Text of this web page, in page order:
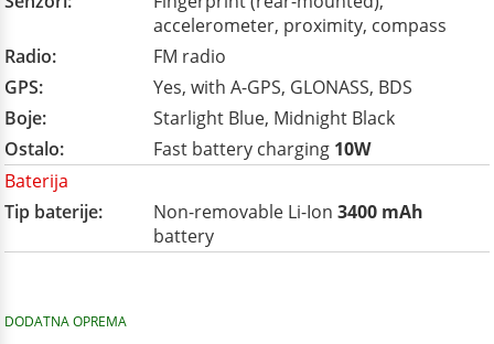
accelerometer, proximity, compass
Radio:
FM radio
GPS:
Yes, with A-GPS, GLONASS, BDS
Boje:
Starlight Blue, Midnight Black
Ostalo:
Fast battery charging 10W
Baterija
Tip baterije:
Non-removable Li-Ion 3400 mAh
battery
DODATNA OPREMA